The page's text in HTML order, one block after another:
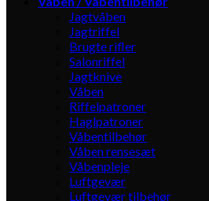
Jagtvåben
Jagtriffel
Brugte rifler
Salonriffel
Jagtknive
Våben
Riffelpatroner
Haglpatroner
Våbentilbehør
Våben rensesæt
Våbenpleje
Luftgevær
Luftgevær tilbehør